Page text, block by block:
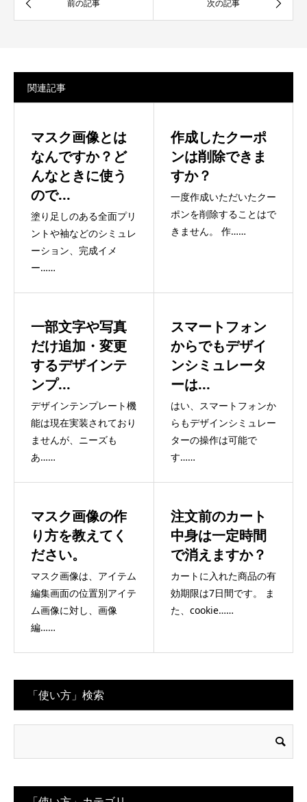
関連記事
マスク画像とは
なんですか？ど
んなときに使う
ので...
塗り足しのある全面プリ
ントや袖などのシミュレ
ーション、完成イメ
ー……
作成したクーポ
ンは削除できま
すか？
一度作成いただいたクー
ポンを削除することはで
きません。 作……
一部文字や写真
だけ追加・変更
するデザインテ
ンプ...
デザインテンプレート機
能は現在実装されており
ませんが、ニーズも
あ……
スマートフォン
からでもデザイ
ンシミュレータ
ーは...
はい、スマートフォンか
らもデザインシミュレー
ターの操作は可能で
す……
マスク画像の作
り方を教えてく
ださい。
マスク画像は、アイテム
編集画面の位置別アイテ
ム画像に対し、画像
編……
注文前のカート
中身は一定時間
で消えますか？
カートに入れた商品の有
効期限は7日間です。 ま
た、cookie……
「使い方」検索